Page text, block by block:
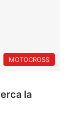
MOTOCROSS
la